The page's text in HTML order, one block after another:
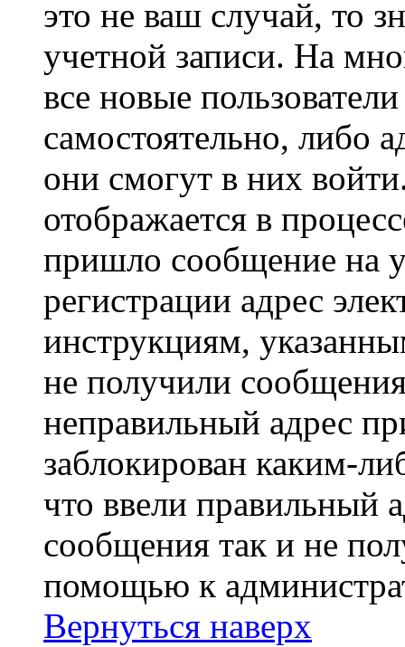
это не ваш случай, то
учетной записи. На
все новые
самостоятельно, либо
они смогут в них
отображается в
пришло сообщение на
регистрации адрес
инструкциям,
не получили
неправильный адрес
заблокирован каким-
что ввели правильный
сообщения так и не
помощью к
Вернуться наверх